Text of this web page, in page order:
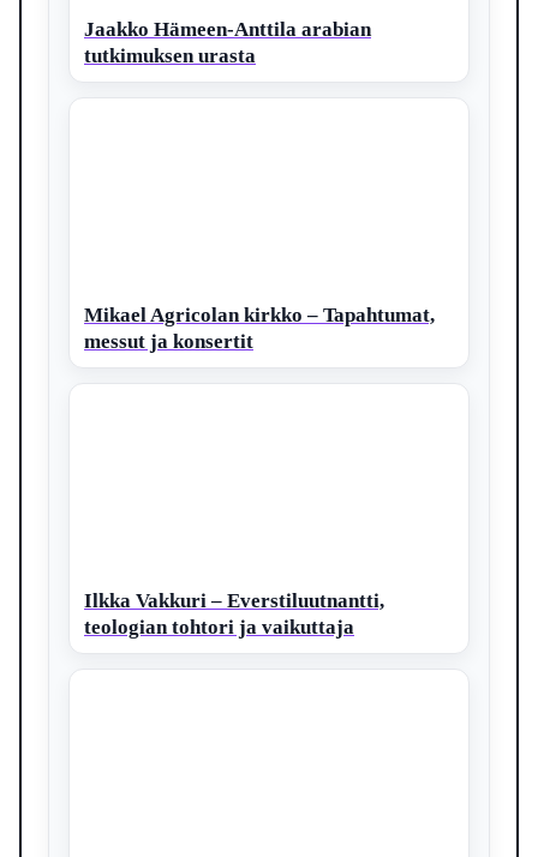
Jaakko Hämeen-Anttila arabian
tutkimuksen urasta
Mikael Agricolan kirkko – Tapahtumat,
messut ja konsertit
Ilkka Vakkuri – Everstiluutnantti,
teologian tohtori ja vaikuttaja